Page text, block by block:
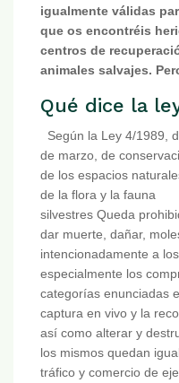
igualmente válidas
que os encontréis
centros de
animales salvajes.
Qué dice la
Según la Ley 4/1989,
de marzo, de
de los espacios
de la flora y la fauna
silvestres Queda
dar muerte, dañar,
intencionadamente a
especialmente los
categorías enunciadas
captura en vivo y la
así como alterar y
los mismos quedan
tráfico y comercio de